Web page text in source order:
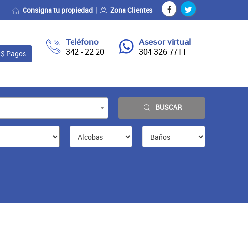
Consigna tu propiedad Zona Clientes
Teléfono
342 - 22 20
Asesor virtual
304 326 7711
$ Pagos
BUSCAR